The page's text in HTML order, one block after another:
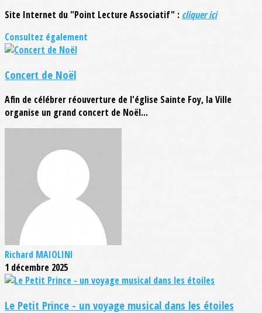
Site Internet du "Point Lecture Associatif" : cliquer ici
Consultez également
Concert de Noël
Afin de célébrer réouverture de l'église Sainte Foy, la Ville
organise un grand concert de Noël...
Richard MAIOLINI
1 décembre 2025
Le Petit Prince - un voyage musical dans les étoiles